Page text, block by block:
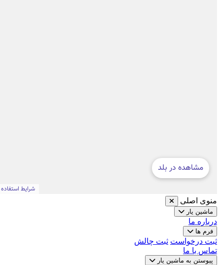
منوی اصلی
ماشین یار
درباره ما
فرم ها
ثبت درخواست ثبت چالش
تماس با ما
پیوستن به ماشین یار